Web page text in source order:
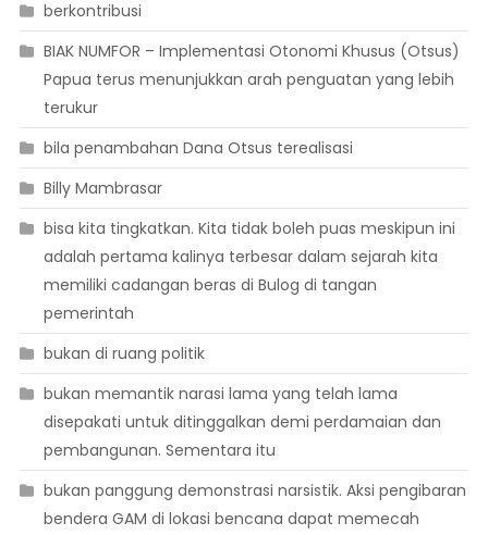
berkontribusi
BIAK NUMFOR – Implementasi Otonomi Khusus (Otsus)
Papua terus menunjukkan arah penguatan yang lebih
terukur
bila penambahan Dana Otsus terealisasi
Billy Mambrasar
bisa kita tingkatkan. Kita tidak boleh puas meskipun ini
adalah pertama kalinya terbesar dalam sejarah kita
memiliki cadangan beras di Bulog di tangan
pemerintah
bukan di ruang politik
bukan memantik narasi lama yang telah lama
disepakati untuk ditinggalkan demi perdamaian dan
pembangunan. Sementara itu
bukan panggung demonstrasi narsistik. Aksi pengibaran
bendera GAM di lokasi bencana dapat memecah